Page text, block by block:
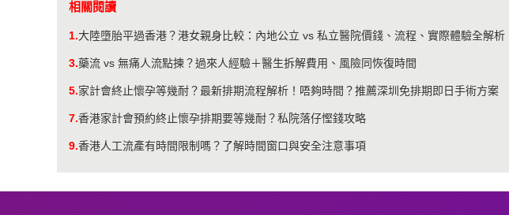
相關閱讀
1.大陸墮胎平過香港？港女親身比較：內地公立 vs 私立醫院價錢、流程、實際體驗全解析
3.藥流 vs 無痛人流點揀？過來人經驗＋醫生拆解費用、風險同恢復時間
5.家計會終止懷孕等幾耐？最新排期流程解析！唔夠時間？推薦深圳免排期即日手術方案
7.​香港家計會預約終止懷孕排期要等幾耐？私院落仔慳錢攻略
9.​香港人工流產有時間限制嗎？了解時間窗口與安全注意事項